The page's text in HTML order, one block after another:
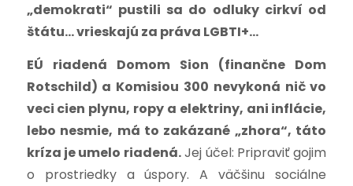
„demokrati“ pustili sa do odluky cirkví od
štátu… vrieskajú za práva LGBTI+…
EÚ riadená Domom Sion (finančne Dom
Rotschild) a Komisiou 300 nevykoná nič vo
veci cien plynu, ropy a elektriny, ani inflácie,
lebo nesmie, má to zakázané „zhora“, táto
kríza je umelo riadená.Jej účel: Pripraviť gojim
o prostriedky a úspory. A väčšinu sociálne